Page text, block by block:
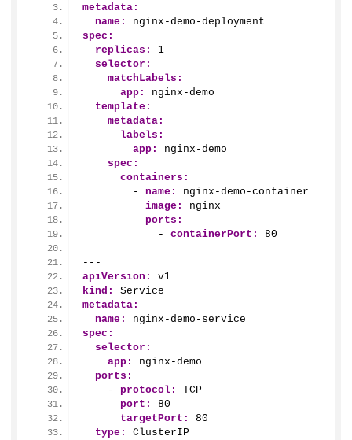
metadata:
name:
nginx-demo-deployment
spec:
replicas:
1
selector:
matchLabels:
app:
nginx-demo
template:
metadata:
labels:
app:
nginx-demo
spec:
containers:
        -
name:
nginx-demo-container
image:
nginx
ports:
            -
containerPort: 80
---
apiVersion:
v1
kind:
Service
metadata:
name:
nginx-demo-service
spec:
selector:
app:
nginx-demo
ports:
    -
protocol:
TCP
port:
80
targetPort:
80
type:
ClusterIP